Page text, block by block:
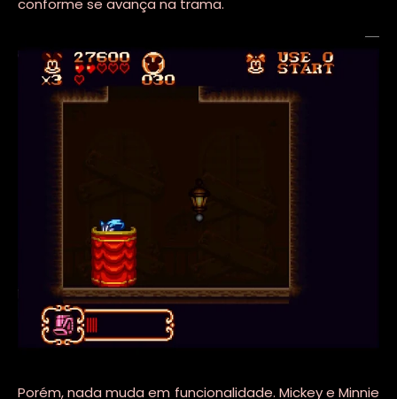
conforme se avança na trama.
Porém, nada muda em funcionalidade. Mickey e Minnie